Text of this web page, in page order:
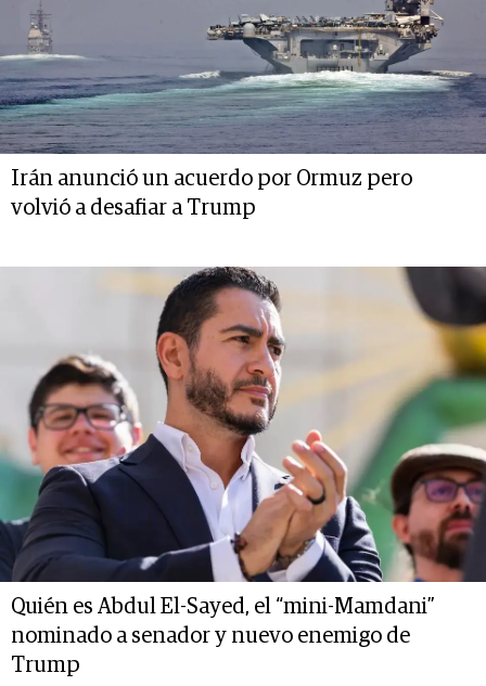
Irán anunció un acuerdo por Ormuz pero
volvió a desafiar a Trump
Quién es Abdul El-Sayed, el “mini-Mamdani”
nominado a senador y nuevo enemigo de
Trump